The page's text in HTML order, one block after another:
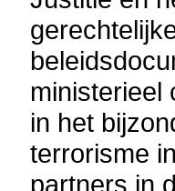
ministerieel
in het
terrorisme
partners in